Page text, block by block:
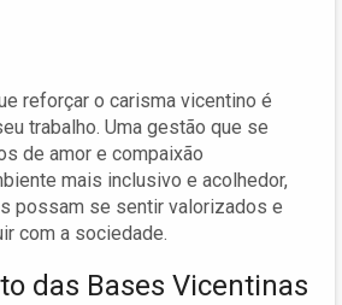
reforçar o carisma vicentino é
trabalho. Uma gestão que se
de amor e compaixão
mais inclusivo e acolhedor,
possam se sentir valorizados e
com a sociedade.
das Bases Vicentinas